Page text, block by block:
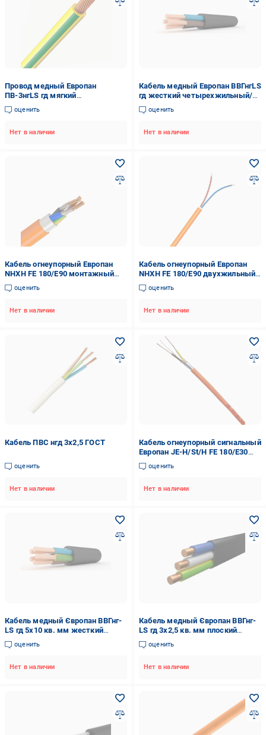
Провод медный Европан
ПВ-3нгLS гд мягкий
одножильный-
многопроволочный 6 мм2
оценить
Нет в наличии
Кабель медный Европан ВВГнгLS
гд жесткий четырехжильный/
однопроволочный 4х25 мм2
(44821EK-1C)
оценить
Нет в наличии
Кабель огнеупорный Европан
NHXH FE 180/E90 монтажный
трехжильный-однопроволочный
3x 2,5 мм2 (121278-1C)
оценить
Нет в наличии
Кабель огнеупорный Европан
NHXH FE 180/E90 двухжильный-
однопроволочный 2x1,5 мм2
(55740EK-1C)
оценить
Нет в наличии
Кабель ПВС нгд 3х2,5 ГОСТ
оценить
Нет в наличии
Кабель огнеупорный сигнальный
Европан JE-H/St/H FE 180/E30
1х2х0,8 мм2 Оранжевый
(1196844-1C)
оценить
Нет в наличии
Кабель медный Європан ВВГнг-
LS гд 5х10 кв. мм жесткий
пятижильный-однопроволочный
(50107EK-1C)
оценить
Нет в наличии
Кабель медный Європан ВВГнг-
LS гд 3х2,5 кв. мм плоский
жесткий трехжильный-
однопроволочный (123570-1C)
оценить
Нет в наличии